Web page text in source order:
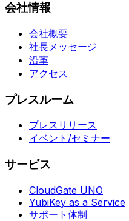
会社情報
会社概要
社長メッセージ
沿革
アクセス
プレスルーム
プレスリリース
イベント/セミナー
サービス
CloudGate UNO
YubiKey as a Service
サポート体制